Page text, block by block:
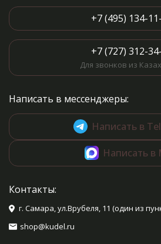
+7 (495) 134-
+7 (727) 312-
Для звонков из
Написать в мессенджеры:
Написать в
Написать в
Контакты:
г. Самара, ул.Врубеля, 11 (один из
shop@kudel.ru